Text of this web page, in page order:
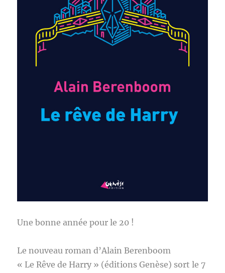
Une bonne année pour le 20 !
Le nouveau roman d’Alain Berenboom
« Le Rêve de Harry » (éditions Genèse) sort le 7